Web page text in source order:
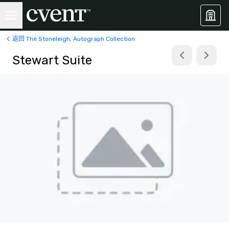
返回 The Stoneleigh, Autograph Collection
Stewart Suite